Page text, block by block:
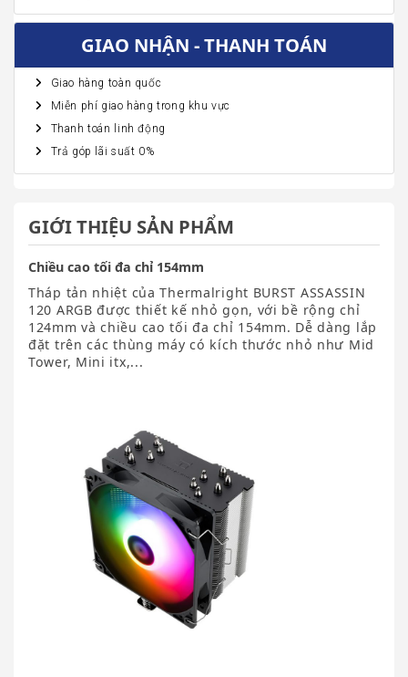
GIAO NHẬN - THANH TOÁN
Giao hàng toàn quốc
Miễn phí giao hàng trong khu vực
Thanh toán linh động
Trả góp lãi suất 0%
GIỚI THIỆU SẢN PHẨM
Chiều cao tối đa chỉ 154mm
Tháp tản nhiệt của Thermalright BURST ASSASSIN
120 ARGB được thiết kế nhỏ gọn, với bề rộng chỉ
124mm và chiều cao tối đa chỉ 154mm. Dễ dàng lắp
đặt trên các thùng máy có kích thước nhỏ như Mid
Tower, Mini itx,...